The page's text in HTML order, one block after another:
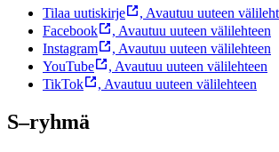
Tilaa uutiskirje , Avautuu uuteen
Facebook
, Avautuu uuteen välilehteen
Instagram
, Avautuu uuteen välilehteen
YouTube
, Avautuu uuteen välilehteen
TikTok
, Avautuu uuteen välilehteen
S–ryhmä